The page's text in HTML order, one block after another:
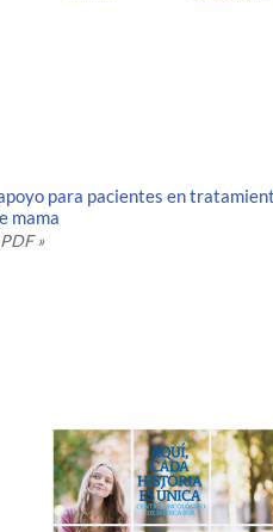
para pacientes en
mama
»